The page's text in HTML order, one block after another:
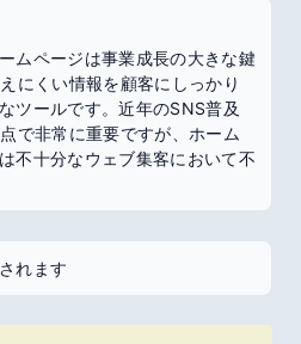
ムページは事業成長の大きな鍵
にくい情報を顧客にしっかり
ツールです。近年のSNS普及
で非常に重要ですが、ホーム
不十分なウェブ集客において不
れます